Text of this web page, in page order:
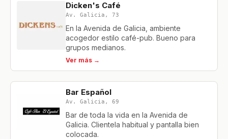
Dicken's Café
Av. Galicia, 73
En la Avenida de Galicia, ambiente
acogedor estilo café-pub. Bueno para
grupos medianos.
Ver más →
Bar Español
Av. Galicia, 69
Bar de toda la vida en la Avenida de
Galicia. Clientela habitual y pantalla bien
colocada.